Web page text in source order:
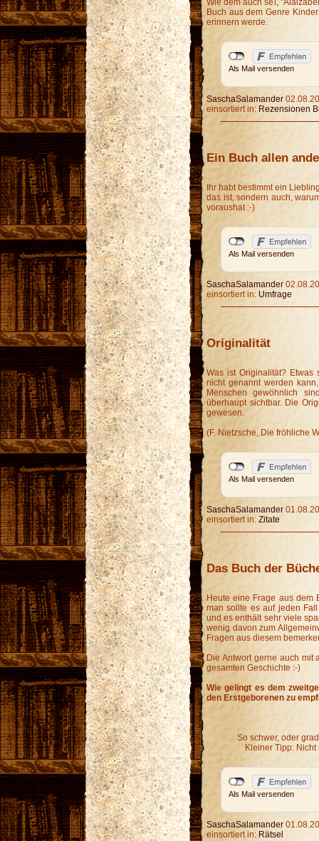
Wie dem auch sei,
Buch aus dem Genre
erinnern werde.
Als Mail versenden
SaschaSalamander
einsortiert in: Rezensionen
Ein Buch allen
Ihr habt bestimmt ein
das ist, sondern auch,
voraushat :-)
Als Mail versenden
SaschaSalamander
einsortiert in: Umfrage
Originalität
Was ist Originalität? Etwas
nicht genannt werden
Menschen gewöhnlich
überhaupt sichtbar. Die
gewesen.
(F. Nietzsche, Die fröhliche
Als Mail versenden
SaschaSalamander
einsortiert in: Zitate
Das Buch der
Heute eine Frage aus dem
man sollte es auf jeden
und es enthält sehr viele
wenig davon zum
Fragen aus diesem
Die Antwort gerne auch mit
gesamten Geschichte :-)
Wie gelingt es dem
den Erstgeborenen zu
So schwer, oder
Kleiner Tipp:
Als Mail versenden
SaschaSalamander
einsortiert in: Rätsel